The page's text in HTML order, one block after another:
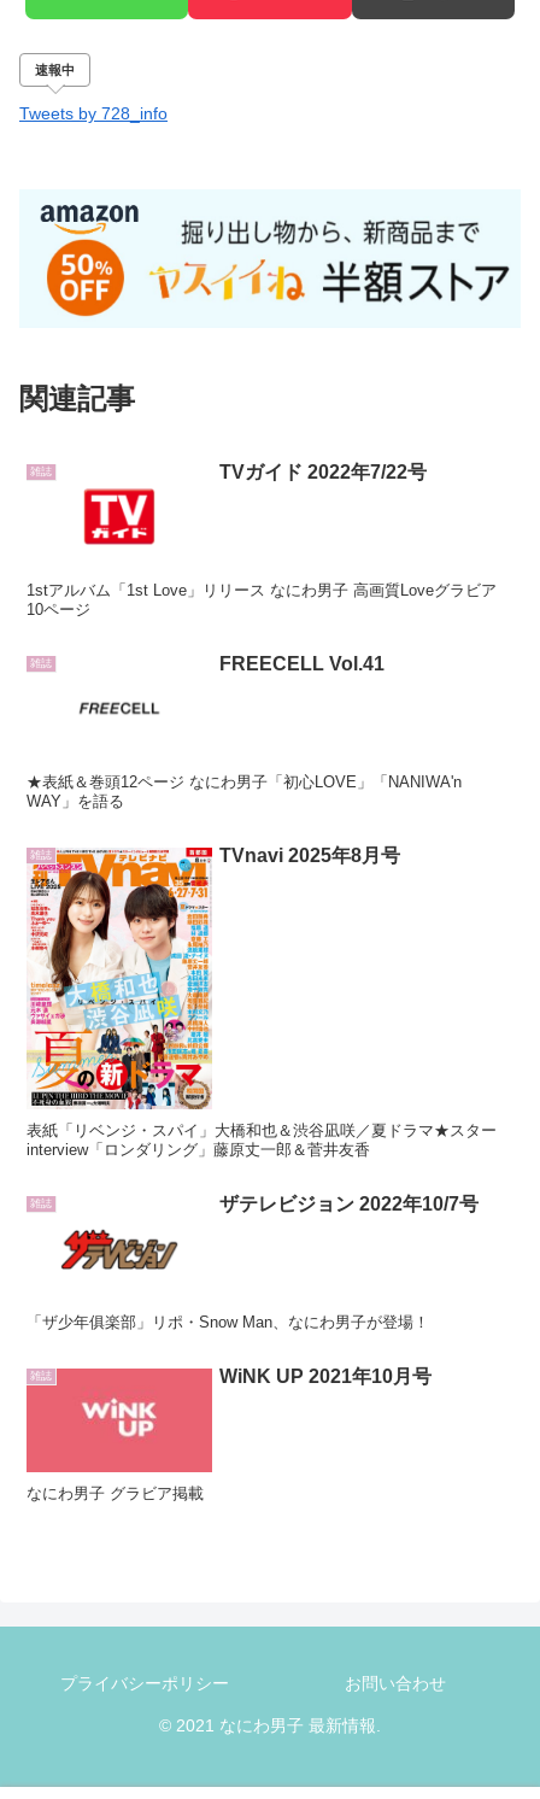
速報中
Tweets by 728_info
関連記事
雑誌 TVガイド 2022年7/22号
1stアルバム「1st Love」リリース なにわ男子 高画質Loveグラビア
10ページ
雑誌 FREECELL Vol.41
★表紙＆巻頭12ページ なにわ男子「初心LOVE」「NANIWA'n
WAY」を語る
雑誌 TVnavi 2025年8月号
表紙「リベンジ・スパイ」大橋和也＆渋谷凪咲／夏ドラマ★スター
interview「ロンダリング」藤原丈一郎＆菅井友香
雑誌 ザテレビジョン 2022年10/7号
「ザ少年俱楽部」リポ・Snow Man、なにわ男子が登場！
雑誌 WiNK UP 2021年10月号
なにわ男子 グラビア掲載
プライバシーポリシー お問い合わせ
© 2021 なにわ男子 最新情報.